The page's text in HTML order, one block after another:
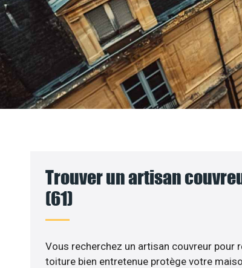
Trouver un artisan
(61)
Vous recherchez un artisan couvreur pour
toiture bien entretenue protège votre